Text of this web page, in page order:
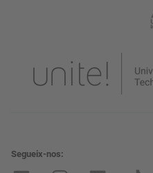
Segueix-nos